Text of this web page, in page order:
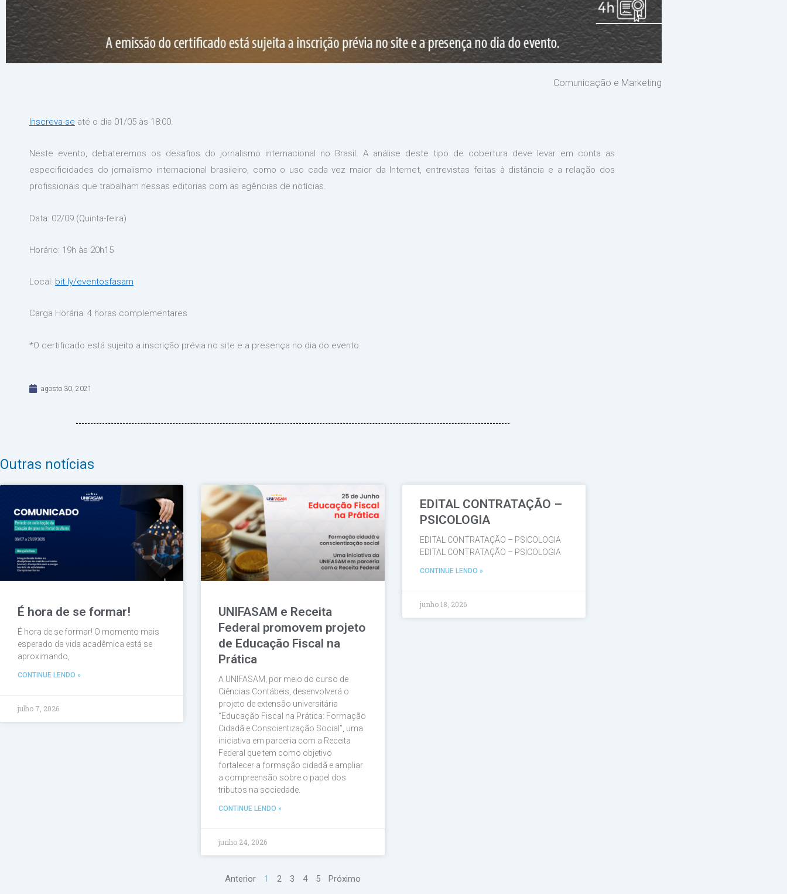
Comunicação e Marketing
Inscreva-se até o dia 01/05 às 18:00.
Neste evento, debateremos os desafios do jornalismo internacional no Brasil. A análise deste tipo de cobertura deve levar em conta as
especificidades do jornalismo internacional brasileiro, como o uso cada vez maior da Internet, entrevistas feitas à distância e a relação dos
profissionais que trabalham nessas editorias com as agências de notícias.
Data: 02/09 (Quinta-feira)
Horário: 19h às 20h15
Local: bit.ly/eventosfasam
Carga Horária: 4 horas complementares
*O certificado está sujeito a inscrição prévia no site e a presença no dia do evento.
agosto 30, 2021
Outras notícias
É hora de se formar!
É hora de se formar! O momento mais
esperado da vida acadêmica está se
aproximando,
CONTINUE LENDO »
julho 7, 2026
UNIFASAM e Receita
Federal promovem projeto
de Educação Fiscal na
Prática
A UNIFASAM, por meio do curso de
Ciências Contábeis, desenvolverá o
projeto de extensão universitária
“Educação Fiscal na Prática: Formação
Cidadã e Conscientização Social”, uma
iniciativa em parceria com a Receita
Federal que tem como objetivo
fortalecer a formação cidadã e ampliar
a compreensão sobre o papel dos
tributos na sociedade.
CONTINUE LENDO »
junho 24, 2026
EDITAL CONTRATAÇÃO –
PSICOLOGIA
EDITAL CONTRATAÇÃO – PSICOLOGIA
EDITAL CONTRATAÇÃO – PSICOLOGIA
CONTINUE LENDO »
junho 18, 2026
Anterior
Página
1 2
Página
3
Página
4
Página
5 Próximo